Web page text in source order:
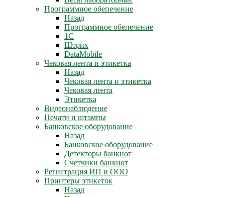
Программное обепечение
Назад
Программное обепечение
1С
Штрих
DataMobile
Чековая лента и этикетка
Назад
Чековая лента и этикетка
Чековая лента
Этикетка
Видеонаблюдение
Печати и штампы
Банковское оборудование
Назад
Банковское оборудование
Детекторы банкнот
Счетчики банкнот
Регистрация ИП и ООО
Принтеры этикеток
Назад